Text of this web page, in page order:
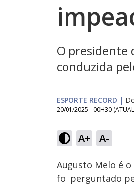
O presidente
conduzida
ESPORTE RECORD |
20/01/2025 - 00H30
A+ A-
Ativar
Som
Augusto Melo é o
foi perguntado